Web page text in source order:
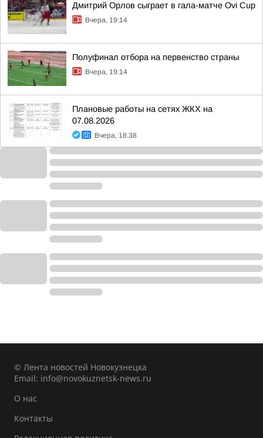
Дмитрий Орлов сыграет в гала-матче Ovi Cup
Вчера, 19:14
Полуфинал отбора на первенство страны
Вчера, 19:14
Плановые работы на сетях ЖКХ на
07.08.2026
Вчера, 18:38
© Лента новостей Новокузнецка
Email: info@novokuznetsk-news.ru
О нас
Контакты